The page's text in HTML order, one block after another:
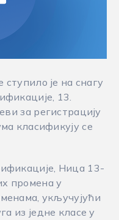
је на снагу
13.
за регистрацију
класификују се
Ница 13-
промена у
укључујући
из једне класе у